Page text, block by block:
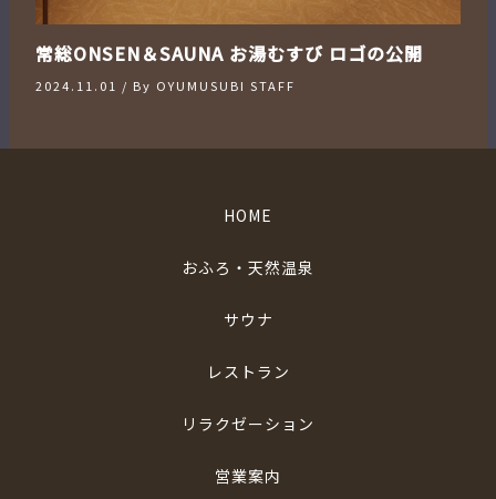
常総ONSEN＆SAUNA お湯むすび ロゴの公開
2024.11.01 / By OYUMUSUBI STAFF
HOME
おふろ・天然温泉
サウナ
レストラン
リラクゼーション
営業案内